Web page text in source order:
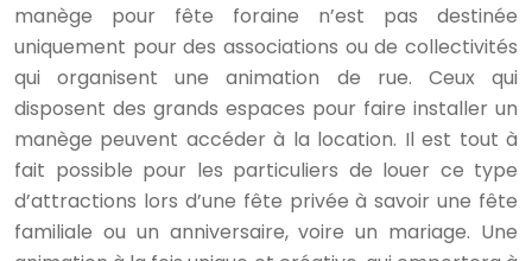
manège pour fête foraine n’est pas destinée
uniquement pour des associations ou de collectivités
qui organisent une animation de rue. Ceux qui
disposent des grands espaces pour faire installer un
manège peuvent accéder à la location. Il est tout à
fait possible pour les particuliers de louer ce type
d’attractions lors d’une fête privée à savoir une fête
familiale ou un anniversaire, voire un mariage. Une